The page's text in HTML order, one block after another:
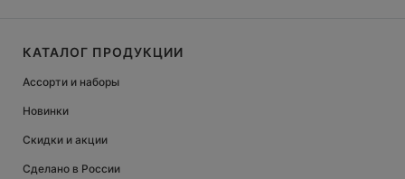
КАТАЛОГ ПРОДУКЦИИ
Ассорти и наборы
Новинки
Скидки и акции
Сделано в России